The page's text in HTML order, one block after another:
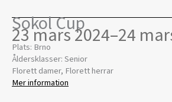
Sokol Cup
23 mars 2024–24
Plats: Brno
Åldersklasser: Senior
Florett damer, Florett herrar
Mer information